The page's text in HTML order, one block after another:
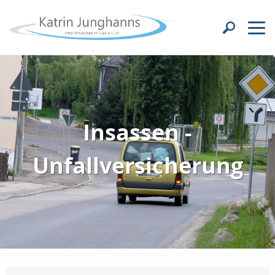
Insassen -
Unfallversicherung